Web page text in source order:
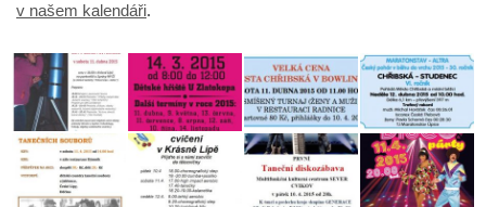
v našem kalendáři.